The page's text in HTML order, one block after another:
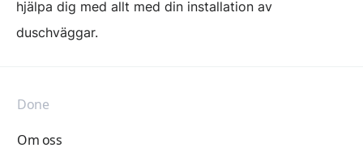
hjälpa dig med allt med din installation av
duschväggar.
Done
Om oss